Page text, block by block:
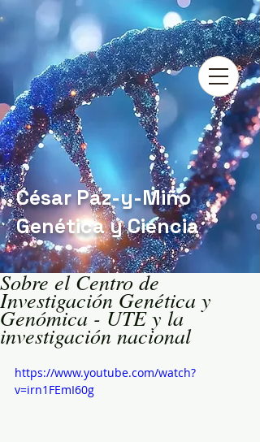
César Paz-y-Miño
Genética y Ciencia
Sobre el Centro de
Investigación Genética y
Genómica - UTE y la
investigación nacional
https://www.youtube.com/watch?
v=irn1FEmI60g